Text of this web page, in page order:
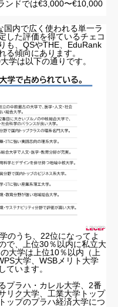
ンドでは€3,000〜€10,000
国内で広く使われる単一ラ
した評価を得ているチェコ
も、QSやTHE、EduRank
る傾向にあります。
学は以下の通りです。
のうち、22位になってよ
で、上位30％以内に私立大
大学は上位10％以内（上
大学、WSBメリト大学
ています。
プラハ・カレル大学、2番
リク大学、工業大学トップ
ップのプラハ経済大学につ